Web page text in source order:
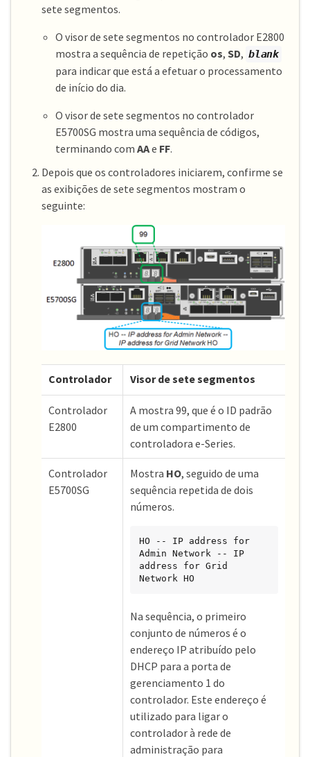
sete segmentos.
O visor de sete segmentos no controlador E2800
mostra a sequência de repetição os, SD, blank
para indicar que está a efetuar o processamento
de início do dia.
O visor de sete segmentos no controlador
E5700SG mostra uma sequência de códigos,
terminando com AAe FF.
Depois que os controladores iniciarem, confirme se
as exibições de sete segmentos mostram o
seguinte:
Controlador Visor de sete segmentos
Controlador
E2800
A mostra 99, que é o ID padrão
de um compartimento de
controladora e-Series.
Controlador
E5700SG
Mostra HO, seguido de uma
sequência repetida de dois
números.
HO -- IP address for
Admin Network -- IP
address for Grid
Network HO
Na sequência, o primeiro
conjunto de números é o
endereço IP atribuído pelo
DHCP para a porta de
gerenciamento 1 do
controlador. Este endereço é
utilizado para ligar o
controlador à rede de
administração para